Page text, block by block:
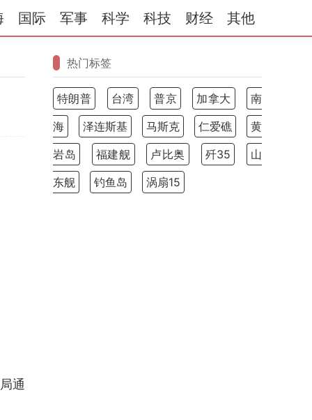
国际 军事 科学 科技 财经 其他
通
热门标签
特朗普 台湾 普京 加拿大
南
海
泽连斯基 马斯克 仁爱礁
黄
岩岛
福建舰 卢比奥 歼35
山
东舰
钓鱼岛 涡扇15